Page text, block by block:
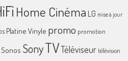
Home Cinéma LG mise à jour
Platine Vinyle promo promotion
Sonos SonyTVTéléviseur télévision